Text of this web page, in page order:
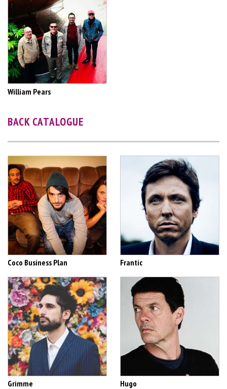
William Pears
BACK CATALOGUE
Coco Business Plan Frantic
Grimme Hugo